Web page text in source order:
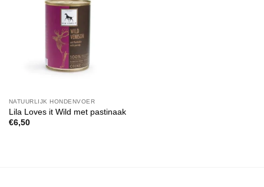
Toevoegen
NATUURLIJK HONDENVOER
Lila Loves it Wild met pastinaak
€6,50